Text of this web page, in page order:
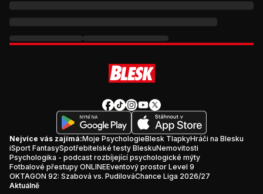
Nejvíce vás zajímá:Moje PsychologieBlesk TlapkyHráči na Blesku
iSport FantasySpotřebitelské testy BleskuNemovitosti
Psychologika - podcast rozbíjející psychologické mýty
Fotbalové přestupy ONLINEEventový prostor Level 9
OKTAGON 92: Szabová vs. PudilováChance Liga 2026/27
Aktuálně